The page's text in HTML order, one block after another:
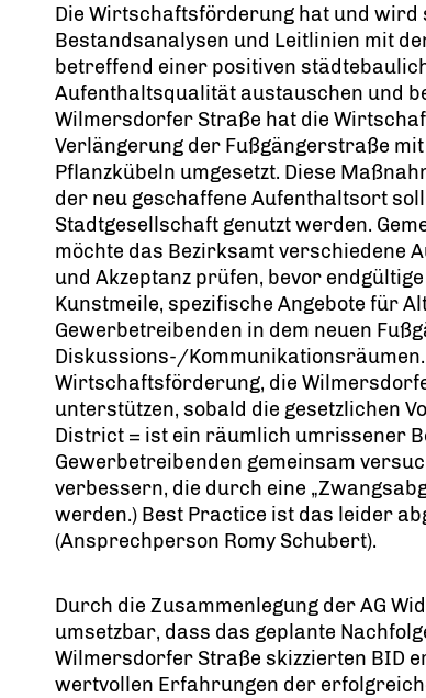
Die Wirtschaftsförderung hat und wird
Bestandsanalysen und Leitlinien mit
betreffend einer positiven
Aufenthaltsqualität austauschen und
Wilmersdorfer Straße hat die
Verlängerung der Fußgängerstraße
Pflanzkübeln umgesetzt. Diese
der neu geschaffene Aufenthaltsort
Stadtgesellschaft genutzt werden.
möchte das Bezirksamt verschiedene
und Akzeptanz prüfen, bevor
Kunstmeile, spezifische Angebote für
Gewerbetreibenden in dem neuen
Diskussions-/
Wirtschaftsförderung, die
unterstützen, sobald die gesetzlichen
District = ist ein räumlich umrissener
Gewerbetreibenden gemeinsam
verbessern, die durch eine
werden.) Best Practice ist das leider
(Ansprechperson Romy Schubert).
Durch die Zusammenlegung der AG
umsetzbar, dass das geplante
Wilmersdorfer Straße skizzierten BID
wertvollen Erfahrungen der